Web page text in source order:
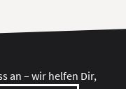
an – wir helfen Dir,